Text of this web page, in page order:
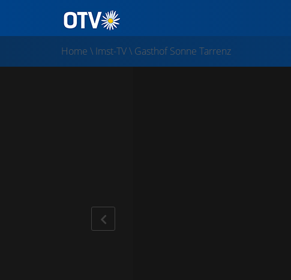
Home \ Imst-TV\ Gasthof Sonne Tarrenz